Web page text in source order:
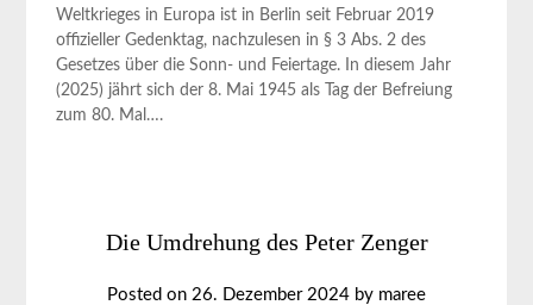
Weltkrieges in Europa ist in Berlin seit Februar 2019
offizieller Gedenktag, nachzulesen in § 3 Abs. 2 des
Gesetzes über die Sonn- und Feiertage. In diesem Jahr
(2025) jährt sich der 8. Mai 1945 als Tag der Befreiung
zum 80. Mal….
Die Umdrehung des Peter Zenger
Posted on 26. Dezember 2024 by maree